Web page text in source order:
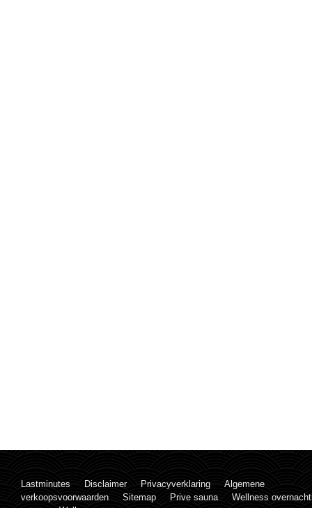
Lastminutes Disclaimer Privacyverklaring
Algemene
verkoopsvoorwaarden
Sitemap Prive sauna
Wellness